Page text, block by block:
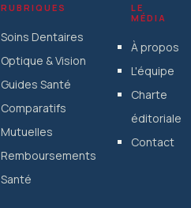
RUBRIQUES
Soins Dentaires
Optique & Vision
Guides Santé
Comparatifs
Mutuelles
Remboursements
Santé
LE
MÉDIA
À propos
L'équipe
Charte
éditoriale
Contact